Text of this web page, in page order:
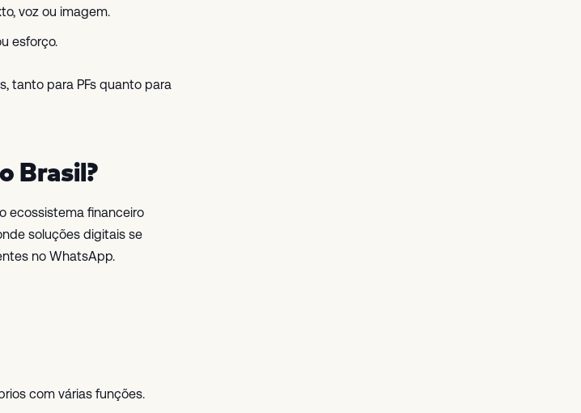
voz ou imagem.
esforço.
tanto para PFs quanto para
Brasil?
ecossistema financeiro
soluções digitais se
no WhatsApp.
com várias funções.